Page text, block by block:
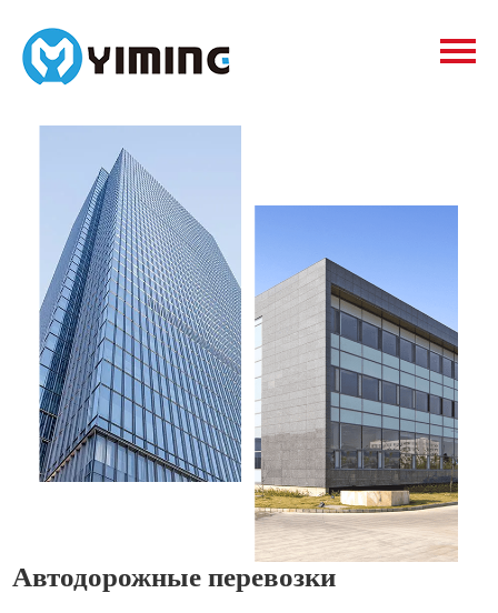
Tags
видео
Автодорожные перевозки